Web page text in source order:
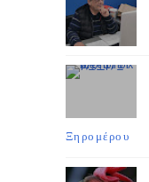
Ξηρομέρου